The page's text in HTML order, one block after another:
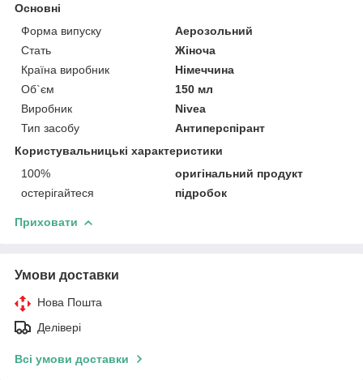
Основні
Форма випуску
Аерозольний
Стать
Жіноча
Країна виробник
Німеччина
Об`єм
150 мл
Виробник
Nivea
Тип засобу
Антиперспірант
Користувальницькі характеристики
100%
оригінальний продукт
остерігайтеся
підробок
Приховати
Умови доставки
Нова Пошта
Делівері
Всі умови доставки